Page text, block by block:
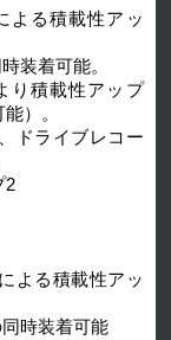
よる積載性アッ
装着可能。
り積載性アップ
）。
ドライブレコー
2
よる積載性アッ
時装着可能